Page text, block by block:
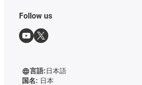
Follow us
言語:日本語
国名: 日本